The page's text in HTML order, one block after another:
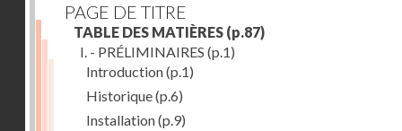
PAGE DE TITRE
TABLE DES MATIÈRES (p.87)
I. - PRÉLIMINAIRES (p.1)
Introduction(p.1)
Historique(p.6)
Installation(p.9)